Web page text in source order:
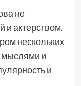
не
и актерством.
нескольких
мыслями и
и